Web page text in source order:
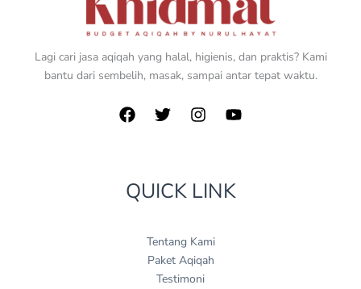
Lagi cari jasa aqiqah yang halal, higienis, dan praktis? Kami
bantu dari sembelih, masak, sampai antar tepat waktu.
QUICK LINK
Tentang Kami
Paket Aqiqah
Testimoni